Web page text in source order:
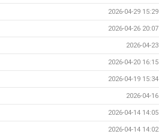
2026-04-29 15:29
2026-04-26 20:07
2026-04-23
2026-04-20 16:15
2026-04-19 15:34
2026-04-16
2026-04-14 14:05
2026-04-14 14:02